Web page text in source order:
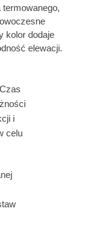
kolor dodaje
elewacji.
Czas
i
celu